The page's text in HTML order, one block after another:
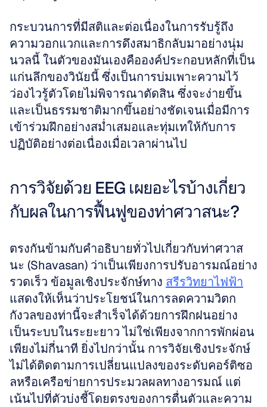
กระบวนการที่มีสติและต่อเนื่องในการรับรู้ถึง
ความวอกแวกและการดึงสมาธิกลับมาอย่างนุ่ม
นวลนี้ ในตัวของมันเองคือองค์ประกอบหลักที่เป็น
แก่นลึกของวินัยนี้ ซึ่งเป็นการบ่มเพาะความไว้
ว่องไวรู้ตัวโดยไม่พิจารณาตัดสิน ซึ่งจะง่ายขึ้น
และเป็นธรรมชาติมากขึ้นอย่างชัดเจนเมื่อมีการ
เข้าร่วมฝึกอย่างสม่ำเสมอและทุ่มเทให้กับการ
ปฏิบัติอย่างต่อเนื่องเมื่อเวลาผ่านไป
การวิจัยด้วย EEG เผยอะไรบ้างเกี่ยว
กับผลในการฟื้นฟูของท่าศวาสนะ?
ตรงกันข้ามกับคำอธิบายทั่วไปเกี่ยวกับท่าศวาส
นะ (Shavasan) ว่าเป็นเพียงการปรับอารมณ์อย่าง
รวดเร็ว ข้อมูลเชิงประจักษ์ทาง สรีรวิทยาไฟฟ้า
แสดงให้เห็นว่าประโยชน์ในการลดความวิตก
กังวลของท่านี้จะสำเร็จได้ด้วยการฝึกฝนอย่าง
เป็นระบบในระยะยาว ไม่ใช่เพียงจากการพักผ่อน
เพียงไม่กี่นาที ยิ่งไปกว่านั้น การวิจัยเชิงประจักษ์
ไม่ได้ติดตามการเปลี่ยนแปลงของระดับคอร์ติซอ
ลหรือเครือข่ายการประมวลผลทางอารมณ์ แต่
เน้นไปที่ตัวบ่งชี้โดยตรงของการตื่นตัวและความ